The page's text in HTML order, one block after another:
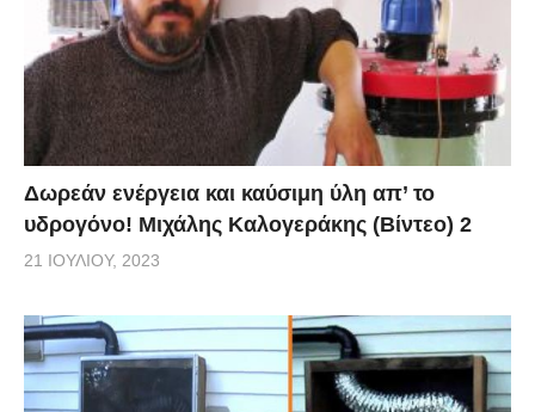
Δωρεάν ενέργεια και καύσιμη ύλη απ’ το
υδρογόνο! Μιχάλης Καλογεράκης (Βίντεο) 2
21 ΙΟΥΛΊΟΥ, 2023